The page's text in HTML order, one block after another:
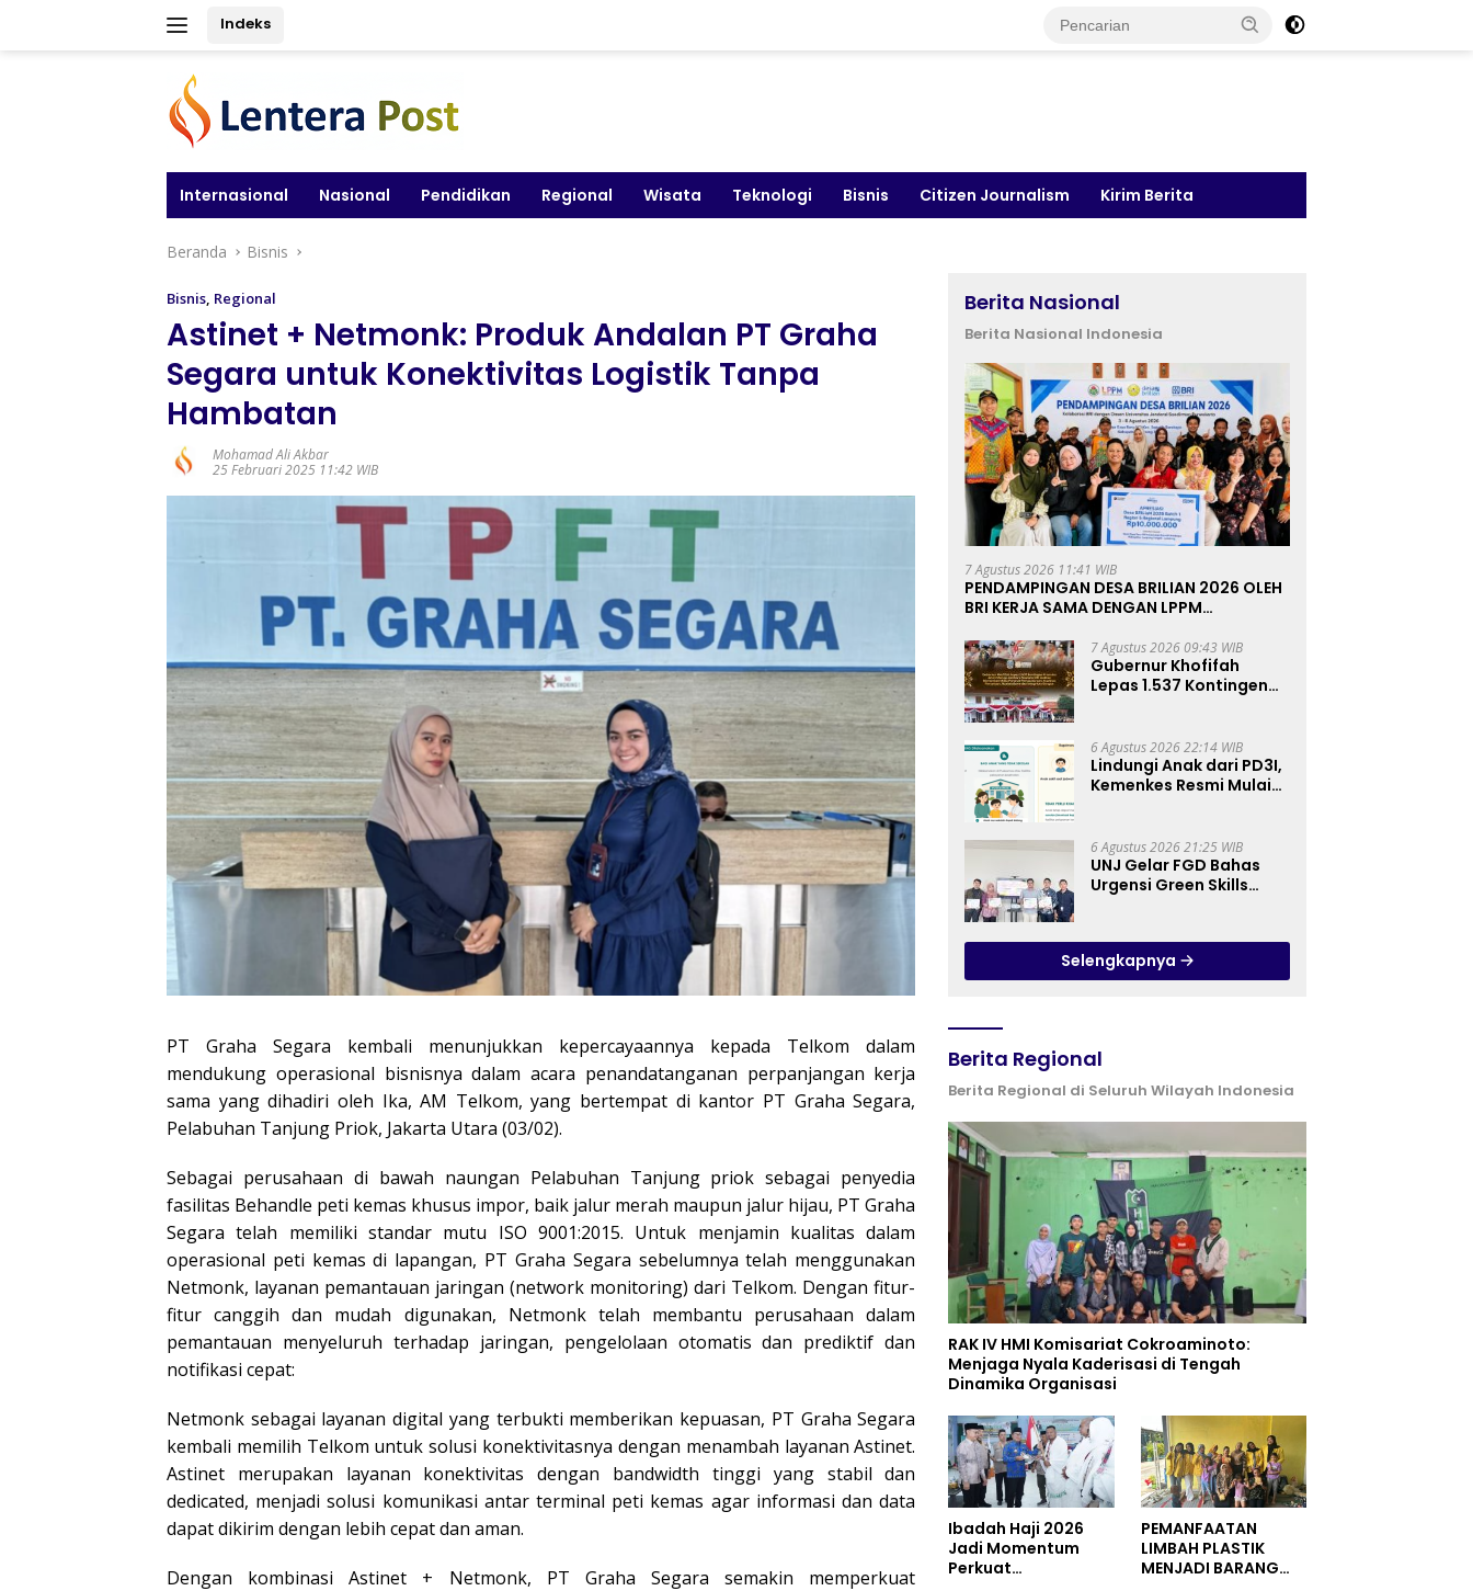
Indeks
Internasional Nasional Pendidikan Regional Wisata Teknologi Bisnis Citizen Journalism Kirim Berita
Beranda Bisnis
Bisnis, Regional
Astinet + Netmonk: Produk Andalan PT Graha
Segara untuk Konektivitas Logistik Tanpa
Hambatan
Mohamad Ali Akbar
25 Februari 2025 11:42 WIB
PT Graha Segara kembali menunjukkan kepercayaannya kepada Telkom dalam
mendukung operasional bisnisnya dalam acara penandatanganan perpanjangan kerja
sama yang dihadiri oleh Ika, AM Telkom, yang bertempat di kantor PT Graha Segara,
Pelabuhan Tanjung Priok, Jakarta Utara (03/02).
Sebagai perusahaan di bawah naungan Pelabuhan Tanjung priok sebagai penyedia
fasilitas Behandle peti kemas khusus impor, baik jalur merah maupun jalur hijau, PT Graha
Segara telah memiliki standar mutu ISO 9001:2015. Untuk menjamin kualitas dalam
operasional peti kemas di lapangan, PT Graha Segara sebelumnya telah menggunakan
Netmonk, layanan pemantauan jaringan (network monitoring) dari Telkom. Dengan fitur-
fitur canggih dan mudah digunakan, Netmonk telah membantu perusahaan dalam
pemantauan menyeluruh terhadap jaringan, pengelolaan otomatis dan prediktif dan
notifikasi cepat:
Netmonk sebagai layanan digital yang terbukti memberikan kepuasan, PT Graha Segara
kembali memilih Telkom untuk solusi konektivitasnya dengan menambah layanan Astinet.
Astinet merupakan layanan konektivitas dengan bandwidth tinggi yang stabil dan
dedicated, menjadi solusi komunikasi antar terminal peti kemas agar informasi dan data
dapat dikirim dengan lebih cepat dan aman.
Dengan kombinasi Astinet + Netmonk, PT Graha Segara semakin memperkuat
Berita Nasional
Berita Nasional Indonesia
7 Agustus 2026 11:41 WIB
PENDAMPINGAN DESA BRILIAN 2026 OLEH
BRI KERJA SAMA DENGAN LPPM
PURWOKERTO
7 Agustus 2026 09:43 WIB
Gubernur Khofifah
Lepas 1.537 Kontingen
Pesankan Pererat
Persaudaraan, Perkuat
Persatuan dan
6 Agustus 2026 22:14 WIB
Lindungi Anak dari PD3I,
Kemenkes Resmi Mulai
6 Agustus 2026 21:25 WIB
UNJ Gelar FGD Bahas
Urgensi Green Skills
Kurikulum SMK
Pariwisata, Perhotelan,
dan UPW
Selengkapnya
Berita Regional
Berita Regional di Seluruh Wilayah Indonesia
RAK IV HMI Komisariat Cokroaminoto:
Menjaga Nyala Kaderisasi di Tengah
Dinamika Organisasi
Ibadah Haji 2026
Jadi Momentum
Perkuat
PEMANFAATAN
LIMBAH PLASTIK
MENJADI BARANG